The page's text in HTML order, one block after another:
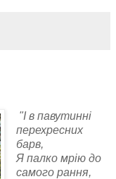
"І в павутинні
перехресних
барв,
Я палко мрію до
самого рання,